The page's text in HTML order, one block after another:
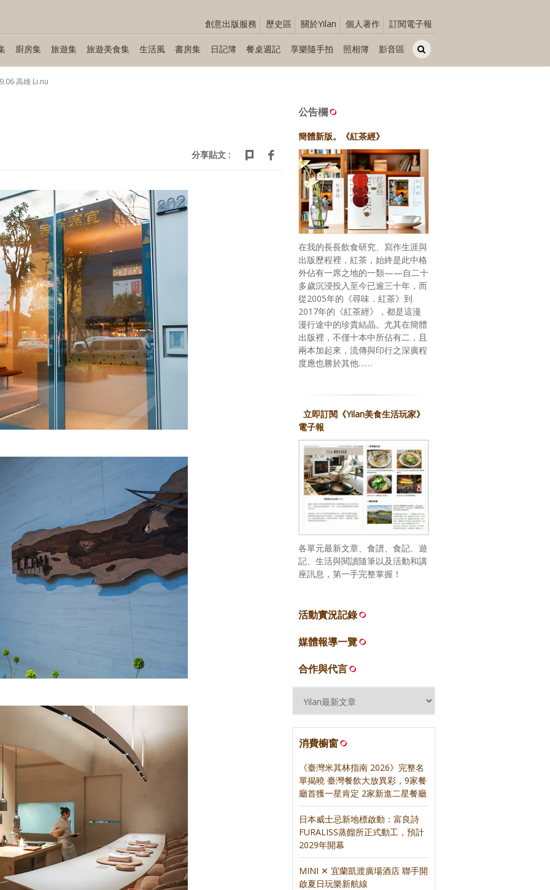
創意出版服務 歷史區 關於Yilan 個人著作 訂閱電子報
廚房集 旅遊集 旅遊美食集 生活風 書房集 日記簿 餐桌週記 享樂隨手拍 照相簿 影音區
高雄 Li.nu
分享貼文 :
公告欄
簡體新版。《紅茶經》
在我的長長飲食研究、寫作生涯與
出版歷程裡，紅茶，始終是此中格
外佔有一席之地的一類——自二十
多歲沉浸投入至今已逾三十年，而
從2005年的《尋味．紅茶》到
2017年的《紅茶經》，都是這漫
漫行途中的珍貴結晶。尤其在簡體
出版裡，不僅十本中所佔有二，且
兩本加起來，流傳與印行之深廣程
度應也勝於其他……
立即訂閱《Yilan美食生活玩家》
電子報
各單元最新文章、食譜、食記、遊
記、生活與閱讀隨筆以及活動和講
座訊息，第一手完整掌握！
活動實況記錄
媒體報導一覽
合作與代言
消費櫥窗
《臺灣米其林指南 2026》完整名
單揭曉 臺灣餐飲大放異彩，9家餐
廳首獲一星肯定 2家新進二星餐廳
日本威士忌新地標啟動：富良詩
FURALISS蒸餾所正式動工，預計
2029年開幕
MINI ✕ 宜蘭凱渡廣場酒店 聯手開
啟夏日玩樂新航線